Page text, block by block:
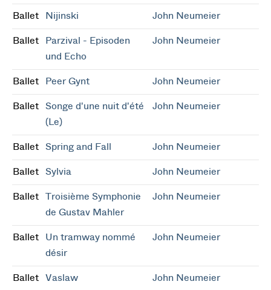
Ballet Nijinski John Neumeier
Ballet
Parzival - Episoden
und Echo
John Neumeier
Ballet Peer Gynt John Neumeier
Ballet
Songe d'une nuit d'été
(Le)
John Neumeier
Ballet Spring and Fall John Neumeier
Ballet Sylvia John Neumeier
Ballet
Troisième Symphonie
de Gustav Mahler
John Neumeier
Ballet
Un tramway nommé
désir
John Neumeier
Ballet Vaslaw John Neumeier